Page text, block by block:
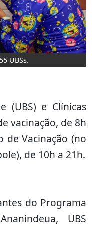
UBSs.
(UBS) e Clínicas
vacinação, de 8h
de Vacinação (no
de 10h a 21h.
do Programa
UBS